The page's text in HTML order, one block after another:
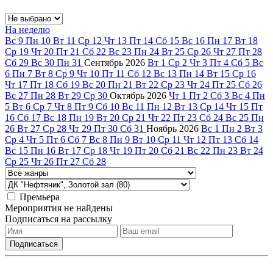
На неделю
Вс 9 Пн 10 Вт 11 Ср 12 Чт 13 Пт 14 Сб 15 Вс 16 Пн 17 Вт 18
Ср 19 Чт 20 Пт 21 Сб 22 Вс 23 Пн 24 Вт 25 Ср 26 Чт 27 Пт 28
Сб 29 Вс 30 Пн 31 Сентябрь 2026 Вт 1 Ср 2 Чт 3 Пт 4 Сб 5 Вс
6 Пн 7 Вт 8 Ср 9 Чт 10 Пт 11 Сб 12 Вс 13 Пн 14 Вт 15 Ср 16
Чт 17 Пт 18 Сб 19 Вс 20 Пн 21 Вт 22 Ср 23 Чт 24 Пт 25 Сб 26
Вс 27 Пн 28 Вт 29 Ср 30 Октябрь 2026 Чт 1 Пт 2 Сб 3 Вс 4 Пн
5 Вт 6 Ср 7 Чт 8 Пт 9 Сб 10 Вс 11 Пн 12 Вт 13 Ср 14 Чт 15 Пт
16 Сб 17 Вс 18 Пн 19 Вт 20 Ср 21 Чт 22 Пт 23 Сб 24 Вс 25 Пн
26 Вт 27 Ср 28 Чт 29 Пт 30 Сб 31 Ноябрь 2026 Вс 1 Пн 2 Вт 3
Ср 4 Чт 5 Пт 6 Сб 7 Вс 8 Пн 9 Вт 10 Ср 11 Чт 12 Пт 13 Сб 14
Вс 15 Пн 16 Вт 17 Ср 18 Чт 19 Пт 20 Сб 21 Вс 22 Пн 23 Вт 24
Ср 25 Чт 26 Пт 27 Сб 28
Премьера
Мероприятия не найдены
Подписаться на рассылку